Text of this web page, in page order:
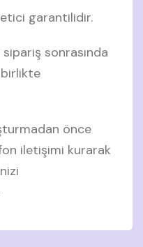
garantilidir.
sonrasında
önce
iletişimi kurarak